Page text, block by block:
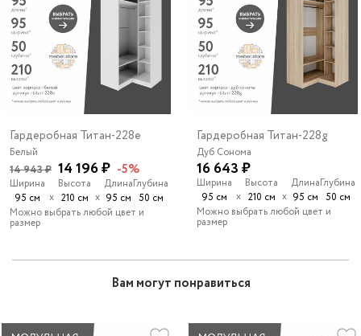
Гардеробная Титан-228e
Белый
14 943 ₽ 14 196 ₽ -5%
Ширина
95 см
х
Высота
210 см х
Длина
95 см
Глубина
50 см
Можно выбрать любой цвет и
размер
Гардеробная Титан-228g
Дуб Сонома
16 643 ₽
Ширина
95 см
х
Высота
210 см х
Длина
95 см
Глубина
50 см
Можно выбрать любой цвет и
размер
Вам могут понравиться